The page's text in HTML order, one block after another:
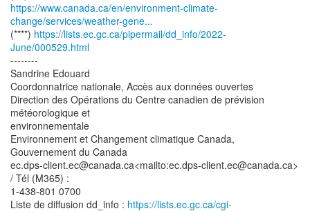
https://www.canada.ca/en/environment-climate-
change/services/weather-gene...
(****) https://lists.ec.gc.ca/pipermail/dd_info/2022-
June/000529.html
--------
Sandrine Edouard
Coordonnatrice nationale, Accès aux données ouvertes
Direction des Opérations du Centre canadien de prévision
météorologique et
environnementale
Environnement et Changement climatique Canada,
Gouvernement du Canada
ec.dps-client.ec@canada.ca<mailto:ec.dps-client.ec@canada.ca>
/ Tél (M365) :
1-438-801 0700
Liste de diffusion dd_info : https://lists.ec.gc.ca/cgi-